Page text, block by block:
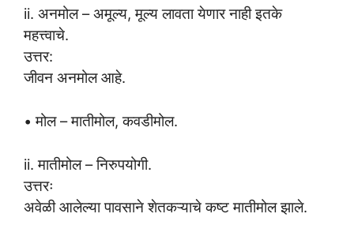
ii. अनमोल – अमूल्य, मूल्य लावता येणार नाही इतके
महत्त्वाचे.
उत्तर:
जीवन अनमोल आहे.
• मोल – मातीमोल, कवडीमोल.
ii. मातीमोल – निरुपयोगी.
उत्तरः
अवेळी आलेल्या पावसाने शेतकऱ्याचे कष्ट मातीमोल झाले.